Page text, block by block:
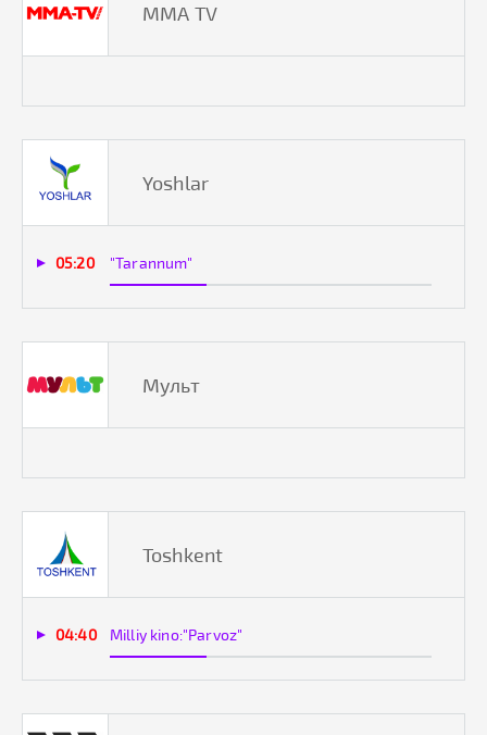
ММА TV
Yoshlar
05:20 "Tarannum"
Мульт
Toshkent
04:40 Milliy kino:"Parvoz"